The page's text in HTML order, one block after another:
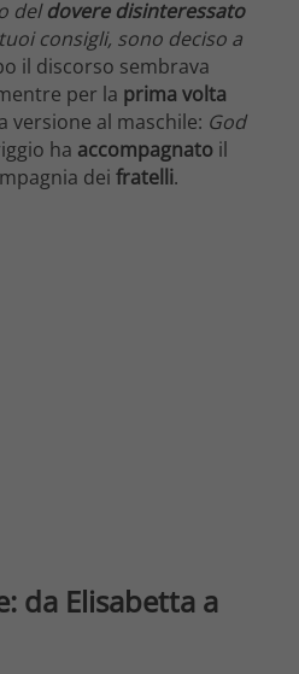
deldovere disinteressato
consigli, sono deciso a
il discorso sembrava
per la prima volta
versione al maschile: God
ha accompagnato il
dei fratelli.
da Elisabetta a